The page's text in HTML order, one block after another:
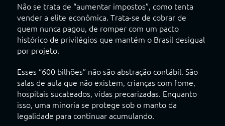
Não se trata de “aumentar impostos”, como tenta
vender a elite econômica. Trata-se de cobrar de
quem nunca pagou, de romper com um pacto
histórico de privilégios que mantém o Brasil desigual
por projeto.
Esses “600 bilhões” não são abstração contábil. São
salas de aula que não existem, crianças com fome,
hospitais sucateados, vidas precarizadas. Enquanto
isso, uma minoria se protege sob o manto da
legalidade para continuar acumulando.